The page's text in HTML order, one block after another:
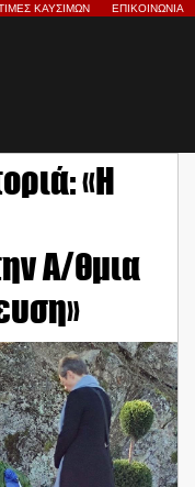
ΚΑΥΣΙΜΩΝ ΕΠΙΚΟΙΝΩΝΙΑ
«Η
Α/θμια